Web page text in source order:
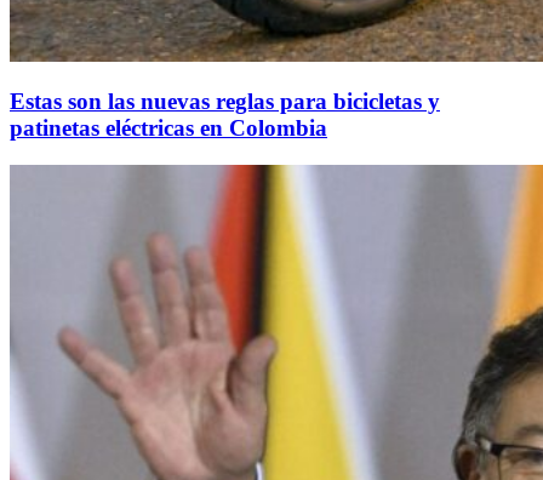
Estas son las nuevas reglas para bicicletas y
patinetas eléctricas en Colombia